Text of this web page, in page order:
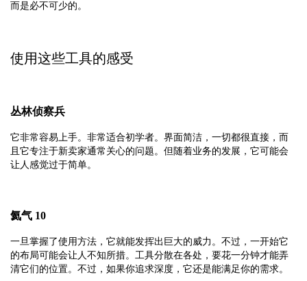
而是必不可少的。
使用这些工具的感受
丛林侦察兵
它非常容易上手。非常适合初学者。界面简洁，一切都很直接，而
且它专注于新卖家通常关心的问题。但随着业务的发展，它可能会
让人感觉过于简单。
氦气 10
一旦掌握了使用方法，它就能发挥出巨大的威力。不过，一开始它
的布局可能会让人不知所措。工具分散在各处，要花一分钟才能弄
清它们的位置。不过，如果你追求深度，它还是能满足你的需求。